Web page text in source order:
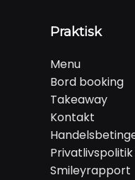
Praktisk
Menu
Bord booking
Takeaway
Kontakt
Smileyrapport